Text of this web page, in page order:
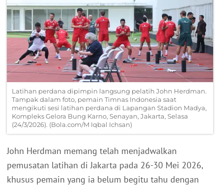
Latihan perdana dipimpin langsung pelatih John Herdman.
Tampak dalam foto, pemain Timnas Indonesia saat
mengikuti sesi latihan perdana di Lapangan Stadion Madya,
Kompleks Gelora Bung Karno, Senayan, Jakarta, Selasa
(24/3/2026). (Bola.com/M Iqbal Ichsan)
John Herdman memang telah menjadwalkan
pemusatan latihan di Jakarta pada 26-30 Mei 2026,
khusus pemain yang ia belum begitu tahu dengan